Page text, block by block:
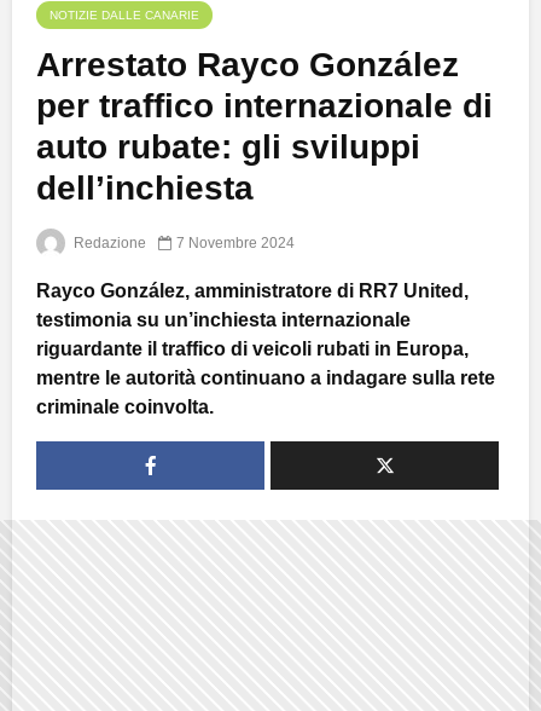
NOTIZIE DALLE CANARIE
Arrestato Rayco González
per traffico internazionale di
auto rubate: gli sviluppi
dell’inchiesta
Redazione 7 Novembre 2024
Rayco González, amministratore di RR7 United,
testimonia su un’inchiesta internazionale
riguardante il traffico di veicoli rubati in Europa,
mentre le autorità continuano a indagare sulla rete
criminale coinvolta.